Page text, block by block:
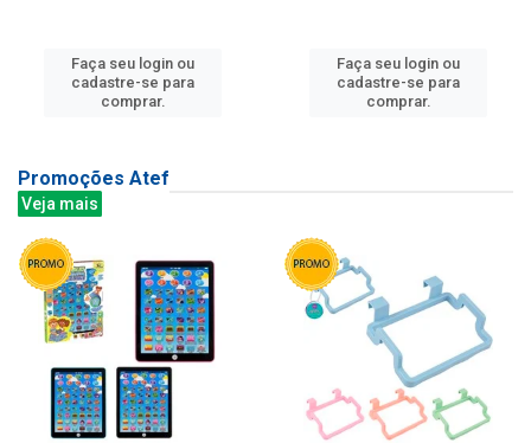
Faça seu login ou
cadastre-se para
comprar.
Faça seu login ou
cadastre-se para
comprar.
Promoções Atef
Veja mais